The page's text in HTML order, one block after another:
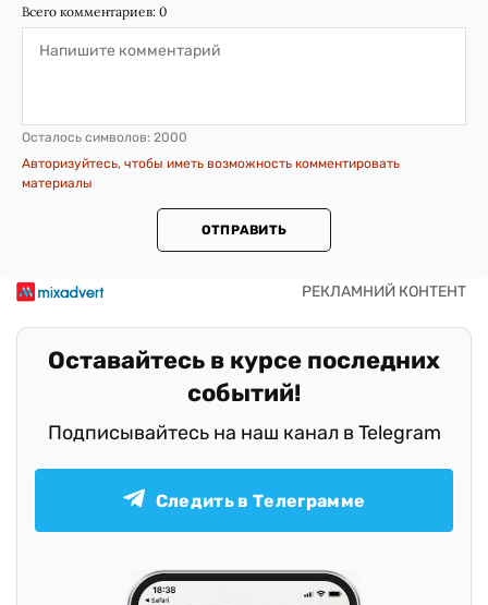
Всего комментариев: 0
Осталось символов: 2000
Авторизуйтесь, чтобы иметь возможность комментировать
материалы
ОТПРАВИТЬ
Оставайтесь в курсе последних
событий!
Подписывайтесь на наш канал в Telegram
Следить в Телеграмме